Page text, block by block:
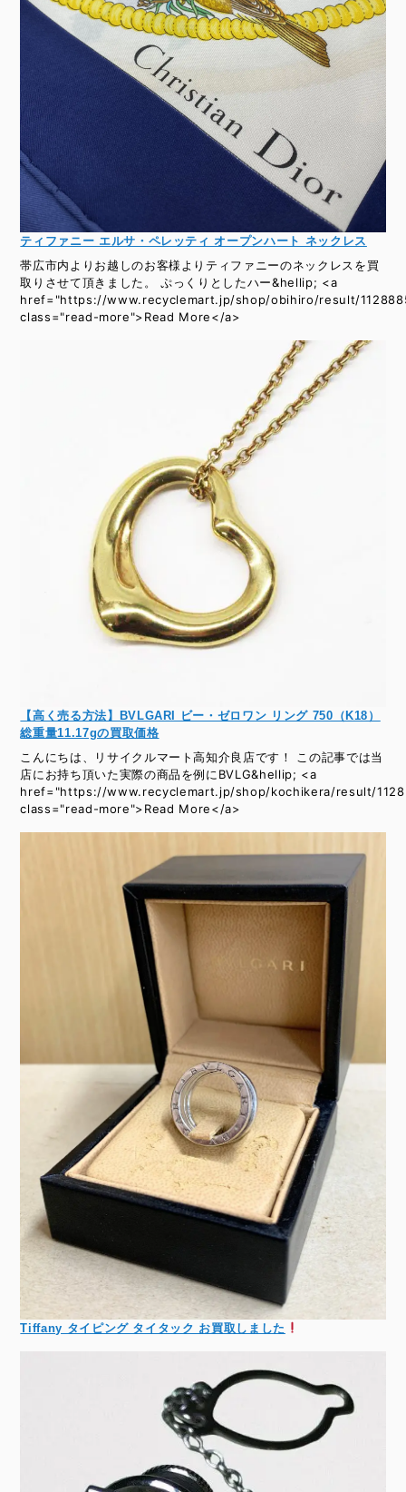
ティファニー エルサ・ペレッティ オープンハート ネックレス
帯広市内よりお越しのお客様よりティファニーのネックレスを買
取りさせて頂きました。 ぷっくりとしたハー&hellip; <a
href="https://www.recyclemart.jp/shop/obihiro/result/
class="read-more">Read More</a>
【高く売る方法】BVLGARI ビー・ゼロワン リング 750（K18）
総重量11.17gの買取価格
こんにちは、リサイクルマート高知介良店です！ この記事では当
店にお持ち頂いた実際の商品を例にBVLG&hellip; <a
href="https://www.recyclemart.jp/shop/kochikera/result/
class="read-more">Read More</a>
Tiffany タイピング タイタック お買取しました